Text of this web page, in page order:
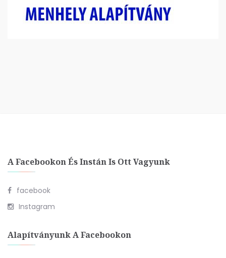
A Facebookon És Instán Is Ott Vagyunk
facebook
Instagram
Alapítványunk A Facebookon